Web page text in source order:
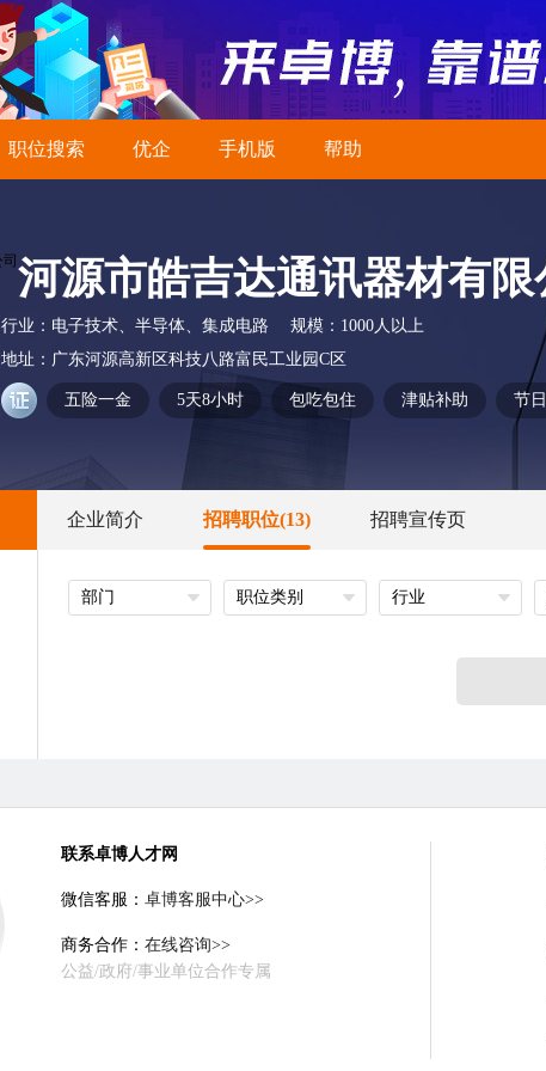
职位搜索 优企 手机版 帮助
河源市皓吉达通讯器材有限
行业： 电子技术、半导体、集成电路 规模： 1000人以上
地址： 广东河源高新区科技八路富民工业园C区
五险一金 5天8小时 包吃包住 津贴补助 节
企业简介 招聘职位(13) 招聘宣传页
部门 职位类别 行业
联系卓博人才网
微信客服： 卓博客服中心>>
商务合作： 在线咨询>>
公益/政府/事业单位合作专属